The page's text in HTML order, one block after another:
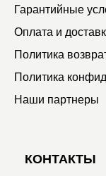
Гарантийные
Оплата и
Политика
Политика
Наши партнеры
КОНТАКТЫ